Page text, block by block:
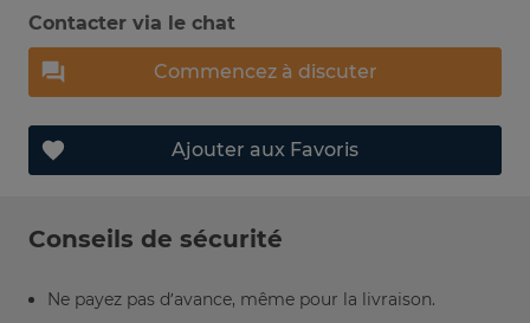
Contacter via le chat
Commencez à discuter
Ajouter aux Favoris
Conseils de sécurité
Ne payez pas d’avance, même pour la livraison.